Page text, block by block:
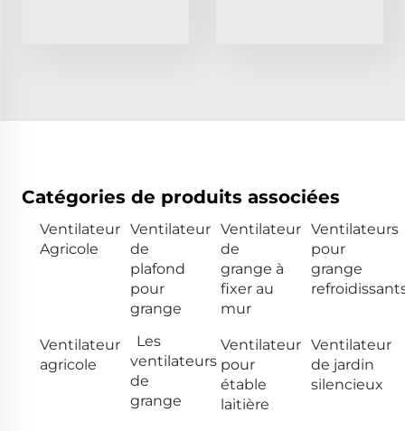
Catégories de produits associées
Ventilateur
Agricole
Ventilateur
de
plafond
pour
grange
Ventilateur
de
grange à
fixer au
mur
Ventilateurs
pour
grange
Ventilateur
agricole
Les
ventilateurs
de
grange
Ventilateur
pour
étable
laitière
Ventilateur
de jardin
silencieux